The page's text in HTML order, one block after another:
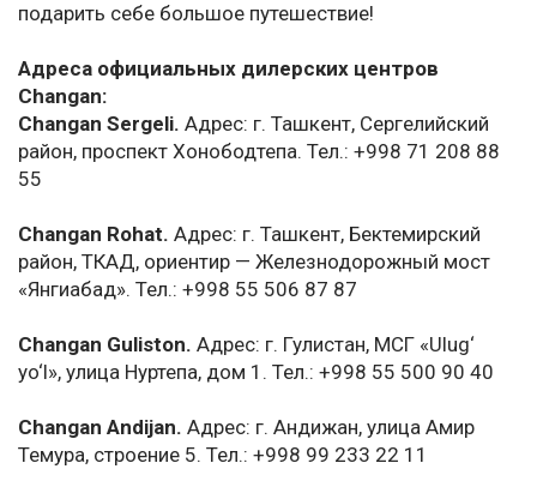
подарить себе большое путешествие!
Адреса официальных дилерских центров
Changan:
Changan Sergeli. Адрес: г. Ташкент, Сергелийский
район, проспект Хонободтепа. Тел.: +998 71 208 88
55
Changan Rohat. Адрес: г. Ташкент, Бектемирский
район, ТКАД, ориентир — Железнодорожный мост
«Янгиабад». Тел.: +998 55 506 87 87
Changan Guliston. Адрес: г. Гулистан, МСГ «Ulug‘
yo‘l», улица Нуртепа, дом 1. Тел.: +998 55 500 90 40
Changan Andijan. Адрес: г. Андижан, улица Амир
Темура, строение 5. Тел.: +998 99 233 22 11